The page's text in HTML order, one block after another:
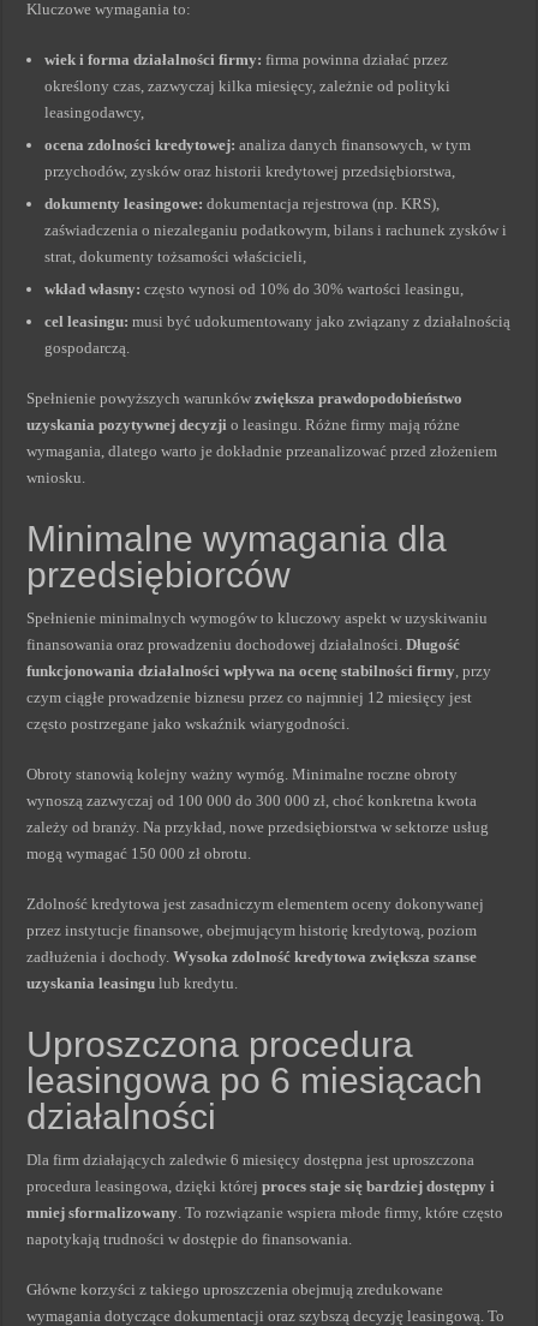
Kluczowe wymagania to:
wiek i forma działalności firmy: firma powinna działać przez
określony czas, zazwyczaj kilka miesięcy, zależnie od polityki
leasingodawcy,
ocena zdolności kredytowej: analiza danych finansowych, w tym
przychodów, zysków oraz historii kredytowej przedsiębiorstwa,
dokumenty leasingowe: dokumentacja rejestrowa (np. KRS),
zaświadczenia o niezaleganiu podatkowym, bilans i rachunek zysków i
strat, dokumenty tożsamości właścicieli,
wkład własny: często wynosi od 10% do 30% wartości leasingu,
cel leasingu: musi być udokumentowany jako związany z działalnością
gospodarczą.
Spełnienie powyższych warunkówzwiększa prawdopodobieństwo
uzyskania pozytywnej decyzji o leasingu. Różne firmy mają różne
wymagania, dlatego warto je dokładnie przeanalizować przed złożeniem
wniosku.
Minimalne wymagania dla
przedsiębiorców
Spełnienie minimalnych wymogów to kluczowy aspekt w uzyskiwaniu
finansowania oraz prowadzeniu dochodowej działalności.Długość
funkcjonowania działalności wpływa na ocenę stabilności firmy, przy
czym ciągłe prowadzenie biznesu przez co najmniej 12 miesięcy jest
często postrzegane jako wskaźnik wiarygodności.
Obroty stanowią kolejny ważny wymóg. Minimalne roczne obroty
wynoszą zazwyczaj od 100 000 do 300 000 zł, choć konkretna kwota
zależy od branży. Na przykład, nowe przedsiębiorstwa w sektorze usług
mogą wymagać 150 000 zł obrotu.
Zdolność kredytowa jest zasadniczym elementem oceny dokonywanej
przez instytucje finansowe, obejmującym historię kredytową, poziom
zadłużenia i dochody.Wysoka zdolność kredytowa zwiększa szanse
uzyskania leasingu lub kredytu.
Uproszczona procedura
leasingowa po 6 miesiącach
działalności
Dla firm działających zaledwie 6 miesięcy dostępna jest uproszczona
procedura leasingowa, dzięki którejproces staje się bardziej dostępny i
mniej sformalizowany. To rozwiązanie wspiera młode firmy, które często
napotykają trudności w dostępie do finansowania.
Główne korzyści z takiego uproszczenia obejmują zredukowane
wymagania dotyczące dokumentacji oraz szybszą decyzję leasingową. To